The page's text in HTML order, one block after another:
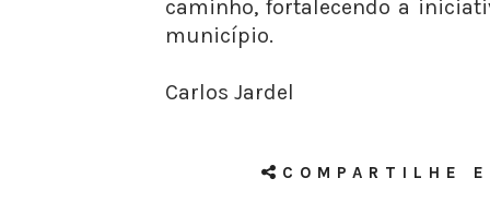
caminho, fortalecendo a
município.
Carlos Jardel
COMPARTILHE